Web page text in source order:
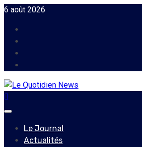
Skip
content
6 août 2026
Primary
Le Journal
Actualités